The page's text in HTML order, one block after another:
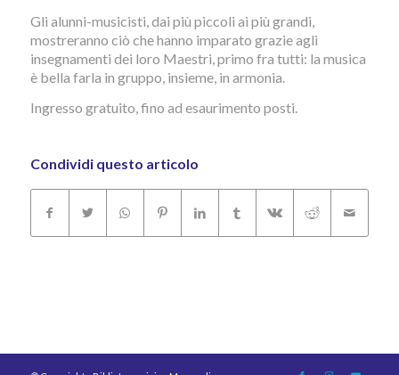
Gli alunni-musicisti, dai più piccoli ai più grandi,
mostreranno ciò che hanno imparato grazie agli
insegnamenti dei loro Maestri, primo fra tutti: la musica
è bella farla in gruppo, insieme, in armonia.
Ingresso gratuito, fino ad esaurimento posti.
Condividi questo articolo